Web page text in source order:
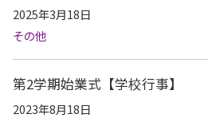
2025年3月18日
その他
第2学期始業式【学校行事】
2023年8月18日